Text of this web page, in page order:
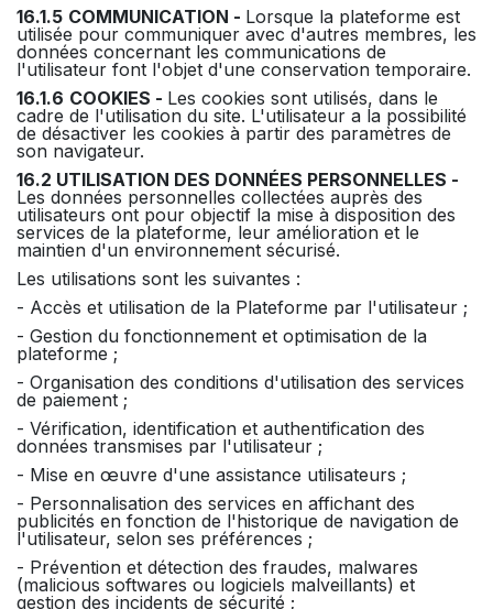
16.1.5 COMMUNICATION - Lorsque la plateforme est
utilisée pour communiquer avec d'autres membres, les
données concernant les communications de
l'utilisateur font l'objet d'une conservation temporaire.
16.1.6 COOKIES - Les cookies sont utilisés, dans le
cadre de l'utilisation du site. L'utilisateur a la possibilité
de désactiver les cookies à partir des paramètres de
son navigateur.
16.2 UTILISATION DES DONNÉES PERSONNELLES -
Les données personnelles collectées auprès des
utilisateurs ont pour objectif la mise à disposition des
services de la plateforme, leur amélioration et le
maintien d'un environnement sécurisé.
Les utilisations sont les suivantes :
- Accès et utilisation de la Plateforme par l'utilisateur ;
- Gestion du fonctionnement et optimisation de la
plateforme ;
- Organisation des conditions d'utilisation des services
de paiement ;
- Vérification, identification et authentification des
données transmises par l'utilisateur ;
- Mise en œuvre d'une assistance utilisateurs ;
- Personnalisation des services en affichant des
publicités en fonction de l'historique de navigation de
l'utilisateur, selon ses préférences ;
- Prévention et détection des fraudes, malwares
(malicious softwares ou logiciels malveillants) et
gestion des incidents de sécurité ;